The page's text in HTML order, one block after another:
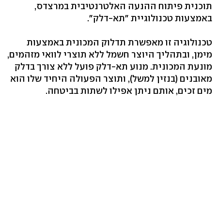
תוכנית פיתוח ההנעה האלטרנטיבית במרצדס,
באמצעות טכנולוגיית "תא-דלק".
טכנולוגיה זו מאפשרת תדלוק המכונית באמצעות
מימן, ובתהליך היוצר חשמל ללא תוצרי לוואי מזהמים,
מונעת המכונית. מנוע תא-דלק פועל ללא צורך בדלק
מאובנים (בנזין למשל), ותוצר הפעולה היחיד שלו הוא
מים זכים, אותם ניתן אפילו לשתות בביטחה.